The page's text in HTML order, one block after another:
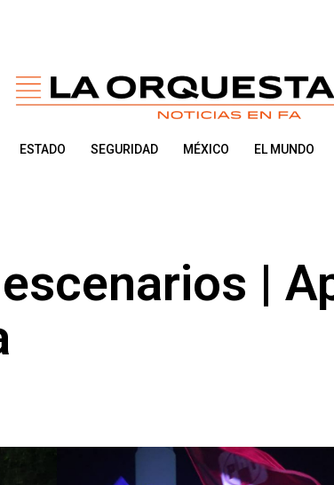
ESTADO SEGURIDAD MÉXICO EL MUNDO
|